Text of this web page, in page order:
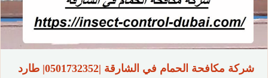
شركة مكافحة الحمام في الشارقة |0501732352| طارد